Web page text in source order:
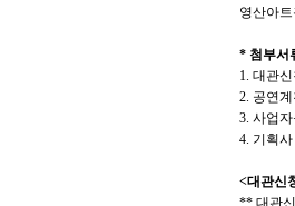
영산아트
* 첨부서
1. 대관신
2. 공연계
3. 사업
4. 기획사
<대관신
** 대관